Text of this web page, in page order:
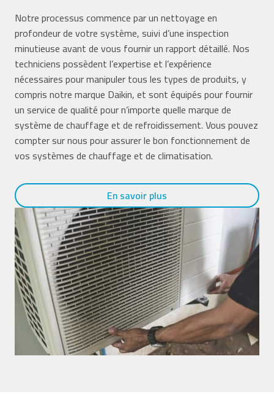
Notre processus commence par un nettoyage en
profondeur de votre système, suivi d’une inspection
minutieuse avant de vous fournir un rapport détaillé. Nos
techniciens possèdent l’expertise et l’expérience
nécessaires pour manipuler tous les types de produits, y
compris notre marque Daikin, et sont équipés pour fournir
un service de qualité pour n’importe quelle marque de
système de chauffage et de refroidissement. Vous pouvez
compter sur nous pour assurer le bon fonctionnement de
vos systèmes de chauffage et de climatisation.
En savoir plus